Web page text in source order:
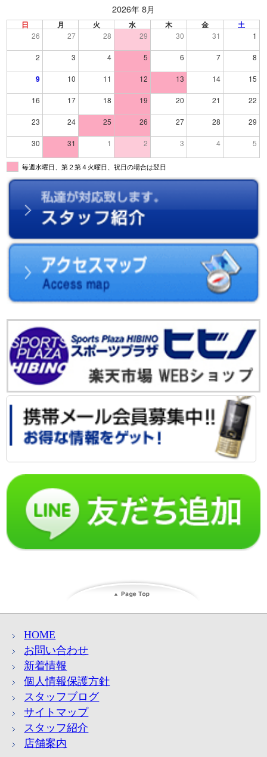
2026年 8月
日 月 火 水 木 金 土
26 27 28 29 30 31 1
2 3 4 5 6 7 8
9 10 11 12 13 14 15
16 17 18 19 20 21 22
23 24 25 26 27 28 29
30 31 1 2 3 4 5
毎週水曜日、第２第４火曜日、祝日の場合は翌日
HOME
お問い合わせ
新着情報
個人情報保護方針
スタッフブログ
サイトマップ
スタッフ紹介
店舗案内